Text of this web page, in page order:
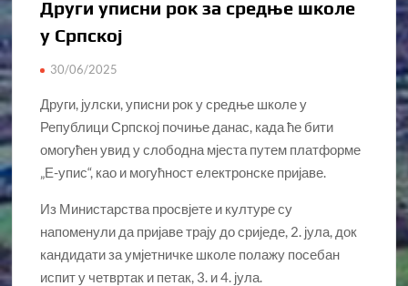
Други уписни рок за средње школе
у Српској
30/06/2025
Други, јулски, уписни рок у средње школе у
Републици Српској почиње данас, када ће бити
омогућен увид у слободна мјеста путем платформе
„Е-упис“, као и могућност електронске пријаве.
Из Министарства просвјете и културе су
напоменули да пријаве трају до сриједе, 2. јула, док
кандидати за умјетничке школе полажу посебан
испит у четвртак и петак, 3. и 4. јула.